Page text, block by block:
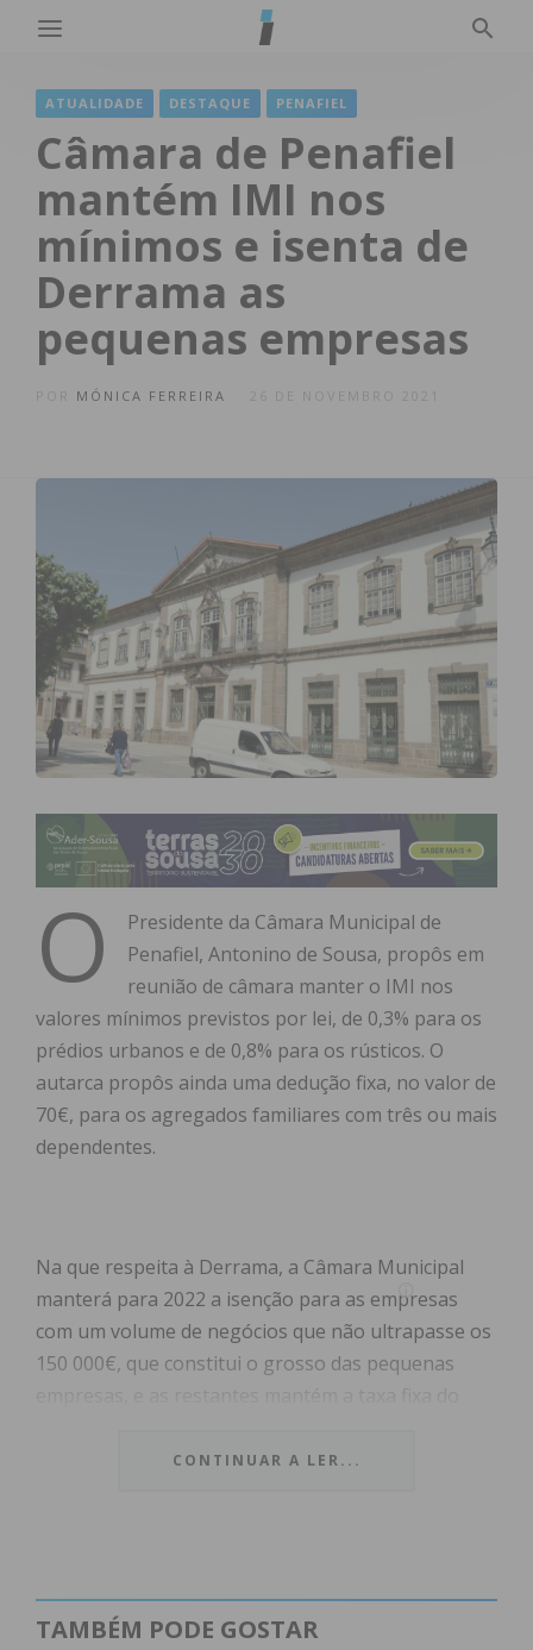
ATUALIDADE DESTAQUE PENAFIEL
Câmara de Penafiel
mantém IMI nos
mínimos e isenta de
Derrama as
pequenas empresas
MÓNICA FERREIRA
O
Presidente da Câmara Municipal de
Penafiel, Antonino de Sousa, propôs em
reunião de câmara manter o IMI nos
valores mínimos previstos por lei, de 0,3% para os
prédios urbanos e de 0,8% para os rústicos. O
autarca propôs ainda uma dedução fixa, no valor de
70€, para os agregados familiares com três ou mais
dependentes.
Na que respeita à Derrama, a Câmara Municipal
manterá para 2022 a isenção para as empresas
com um volume de negócios que não ultrapasse os
150 000€, que constitui o grosso das pequenas
mínima do IMI (0,3%), temos continuado a investir
CONTINUAR A LER...
TAMBÉM PODE GOSTAR